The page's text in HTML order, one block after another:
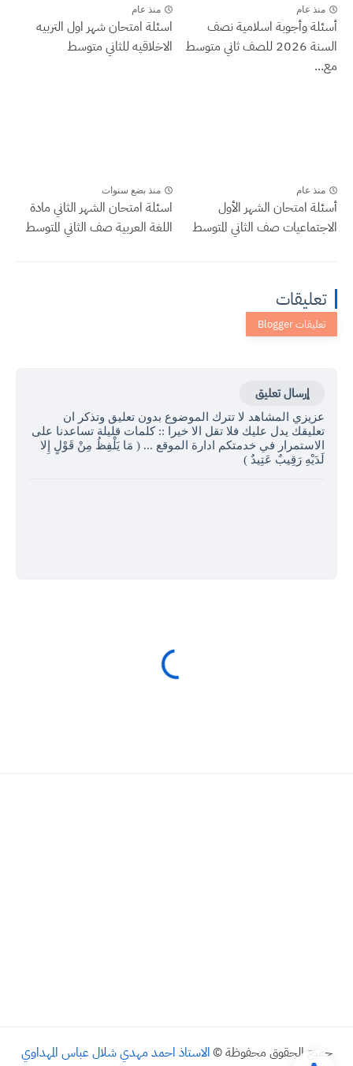
منذ عام
أسئلة وأجوبة اسلامية نصف
السنة 2026 للصف ثاني متوسط
مع...
منذ عام
اسئلة امتحان شهر اول التربيه
الاخلاقيه للثاني متوسط
منذ عام
أسئلة امتحان الشهر الأول
الاجتماعيات صف الثاني المتوسط
منذ بضع سنوات
اسئلة امتحان الشهر الثاني مادة
اللغة العربية صف الثاني المتوسط
تعليقات
إرسال تعليق
عزيزي المشاهد لا تترك الموضوع بدون تعليق وتذكر ان
تعليقك يدل عليك فلا تقل الا خيرا :: كلمات قليلة تساعدنا على
الاستمرار في خدمتكم ادارة الموقع ... ( مَا يَلْفِظُ مِنْ قَوْلٍ إِلا
لَدَيْهِ رَقِيبٌ عَتِيدٌ )
جميع الحقوق محفوظة © الاستاذ احمد مهدي شلال عباس المهداوي